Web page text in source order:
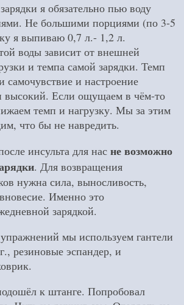
я обязательно пью воду
Не большими порциями (по 3-5
я выпиваю 0,7 л.- 1,2 л.
воды зависит от внешней
и темпа самой зарядки. Темп
самочувствие и настроение
высокий. Если ощущаем в чём-то
темп и нагрузку. Мы за этим
что бы не навредить.
инсульта для нас не возможно
. Для возвращения
нужна сила, выносливость,
Именно это
зарядкой.
мы используем гантели
резиновые эспандер, и
к штанге. Попробовал